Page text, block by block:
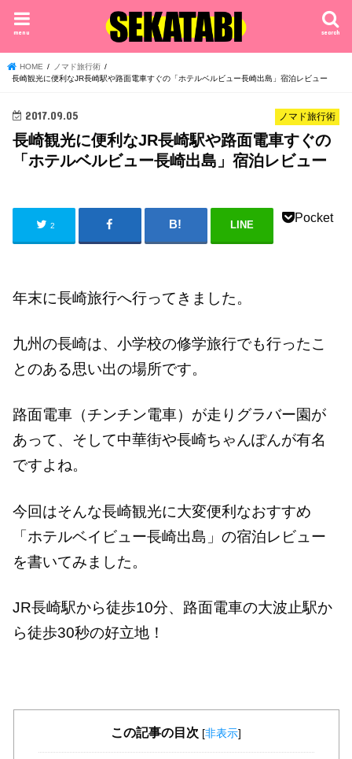
search
menu
HOME
ノマド旅行術
長崎観光に便利なJR長崎駅や路面電車すぐの「ホテルベルビュー長崎出島」宿泊レビュー
ノマド旅行術
2017.09.05
長崎観光に便利なJR長崎駅や路面電車すぐの
「ホテルベルビュー長崎出島」宿泊レビュー
2 LINE
Pocket
年末に長崎旅行へ行ってきました。
九州の長崎は、小学校の修学旅行でも行ったこ
とのある思い出の場所です。
路面電車（チンチン電車）が走りグラバー園が
あって、そして中華街や長崎ちゃんぽんが有名
ですよね。
今回はそんな長崎観光に大変便利なおすすめ
「ホテルベイビュー長崎出島」の宿泊レビュー
を書いてみました。
JR長崎駅から徒歩10分、路面電車の大波止駅か
ら徒歩30秒の好立地！
この記事の目次 [非表示]